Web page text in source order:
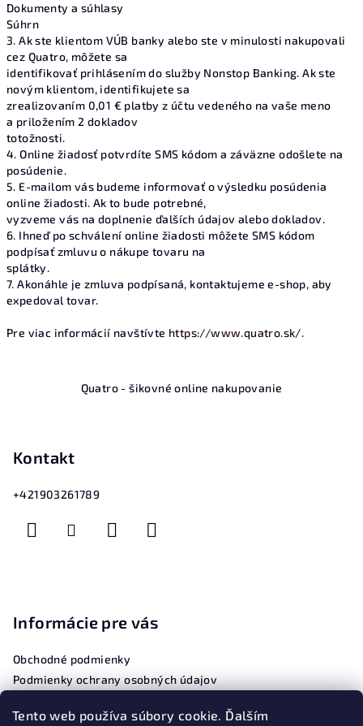
Tento web používa súbory cookie. Ďalším
Dokumenty a súhlasy
Súhrn
3. Ak ste klientom VÚB banky alebo ste v minulosti nakupovali
cez Quatro, môžete sa
identifikovať prihlásením do služby Nonstop Banking. Ak ste
novým klientom, identifikujete sa
zrealizovaním 0,01 € platby z účtu vedeného na vaše meno
a priložením 2 dokladov
totožnosti.
4. Online žiadosť potvrdíte SMS kódom a záväzne odošlete na
posúdenie.
5. E-mailom vás budeme informovať o výsledku posúdenia
online žiadosti. Ak to bude potrebné,
vyzveme vás na doplnenie ďalších údajov alebo dokladov.
6. Ihneď po schválení online žiadosti môžete SMS kódom
podpísať zmluvu o nákupe tovaru na
splátky.
7. Akonáhle je zmluva podpísaná, kontaktujeme e-shop, aby
expedoval tovar.
Pre viac informácií navštívte https://www.quatro.sk/.
Quatro - šikovné online nakupovanie
Kontakt
+421903261789
Informácie pre vás
Obchodné podmienky
Podmienky ochrany osobných údajov